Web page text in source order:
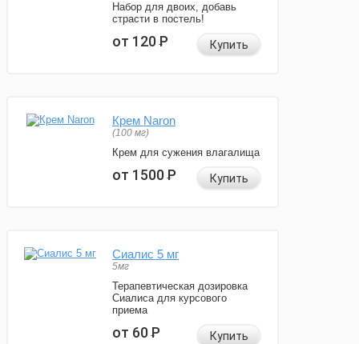
Набор для двоих, добавь
страсти в постель!
от 120Р Купить
Крем Naron
(100 мг)
Крем для сужения влагалища
от 1500Р Купить
Сиалис 5 мг
5мг
Терапевтическая дозировка
Сиалиса для курсового
приема
от 60Р Купить